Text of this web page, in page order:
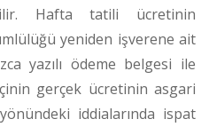
Hafta tatili ücretinin
yeniden işverene ait
yazılı ödeme belgesi ile
gerçek ücretinin asgari
iddialarında ispat